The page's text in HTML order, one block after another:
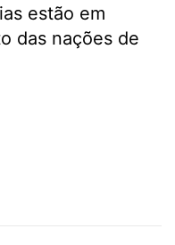
estão em
das nações de